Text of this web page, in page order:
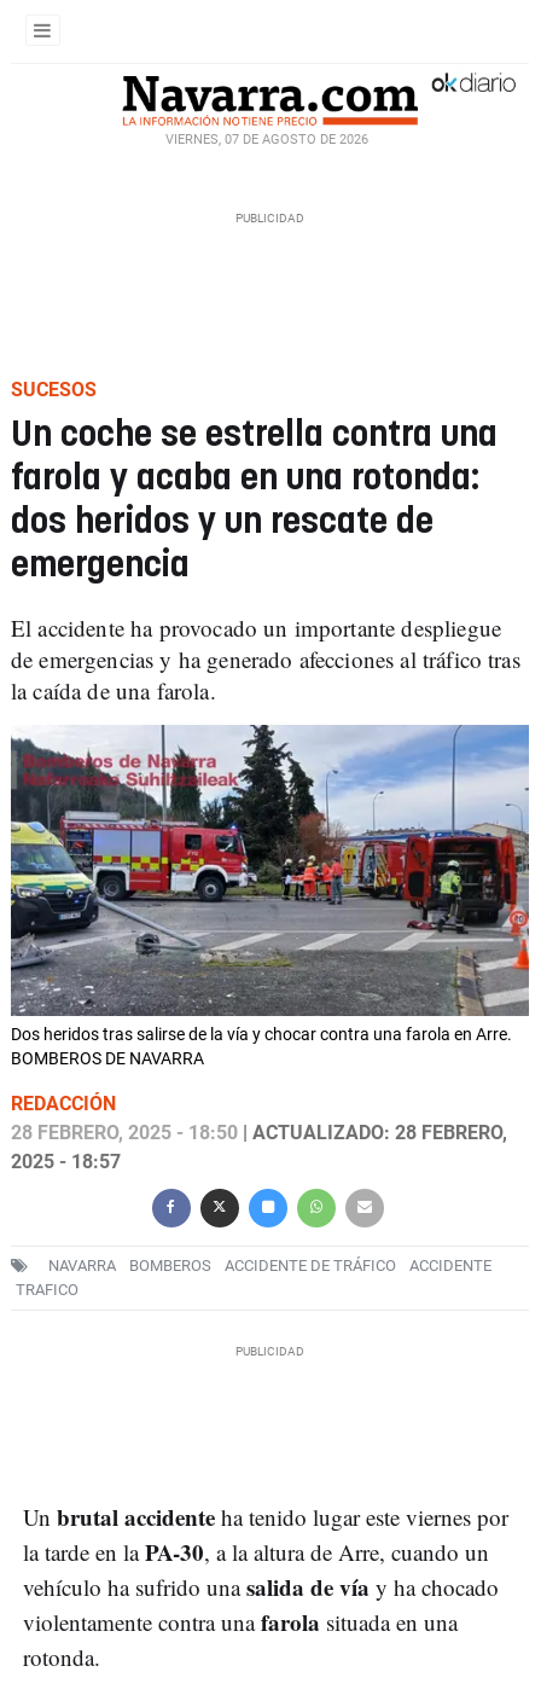
VIERNES, 07 DE AGOSTO DE 2026
SUCESOS
Un coche se estrella contra una
farola y acaba en una rotonda:
dos heridos y un rescate de
emergencia
El accidente ha provocado un importante despliegue
de emergencias y ha generado afecciones al tráfico tras
la caída de una farola.
Dos heridos tras salirse de la vía y chocar contra una farola en Arre.
BOMBEROS DE NAVARRA
REDACCIÓN
28 FEBRERO, 2025 - 18:50 | ACTUALIZADO: 28 FEBRERO,
2025 - 18:57
NAVARRA BOMBEROS ACCIDENTE DE TRÁFICO
ACCIDENTE
TRAFICO
Un brutal accidente ha tenido lugar este viernes por
la tarde en laPA-30, a la altura de Arre, cuando un
vehículo ha sufrido unasalida de vía y ha chocado
violentamente contra unafarola situada en una
rotonda.